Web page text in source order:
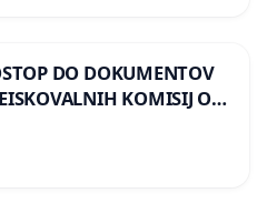
DO DOKUMENTOV
KOMISIJ O